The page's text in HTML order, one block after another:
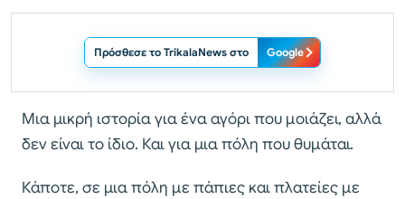
Πρόσθεσε το TrikalaNews στο Google
Μια μικρή ιστορία για ένα αγόρι που μοιάζει, αλλά
δεν είναι το ίδιο. Και για μια πόλη που θυμάται.
Κάποτε, σε μια πόλη με πάπιες και πλατείες με